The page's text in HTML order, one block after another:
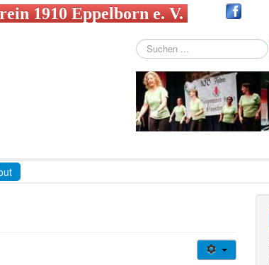
1910 Eppelborn e. V.
Suchen
...